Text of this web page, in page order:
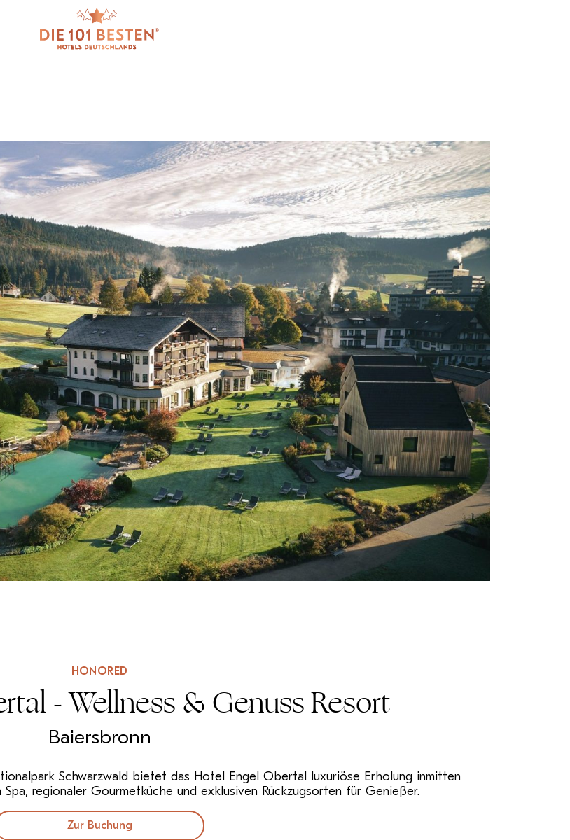
HONORED
- Wellness & Genuss Resort
Baiersbronn
Schwarzwald bietet das Hotel Engel Obertal luxuriöse Erholung inmitten
regionaler Gourmetküche und exklusiven Rückzugsorten für Genießer.
Zur Buchung